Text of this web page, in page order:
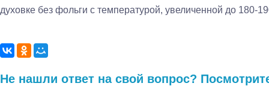
духовке без фольги с температурой, увеличенной до 180-
Не нашли ответ на свой вопрос?